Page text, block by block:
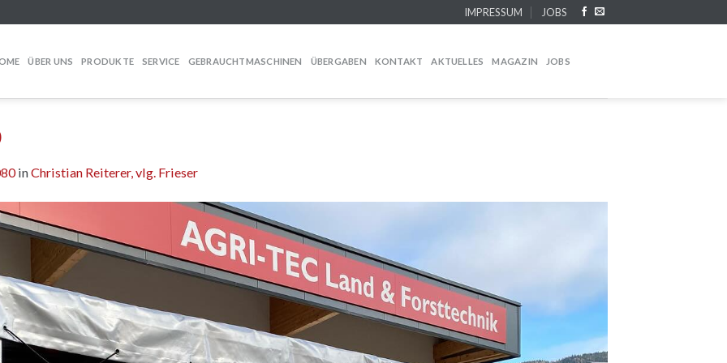
IMPRESSUM JOBS
ÜBER UNS PRODUKTE SERVICE GEBRAUCHTMASCHINEN ÜBERGABEN KONTAKT AKTUELLES MAGAZIN JOBS
inChristian Reiterer, vlg. Frieser